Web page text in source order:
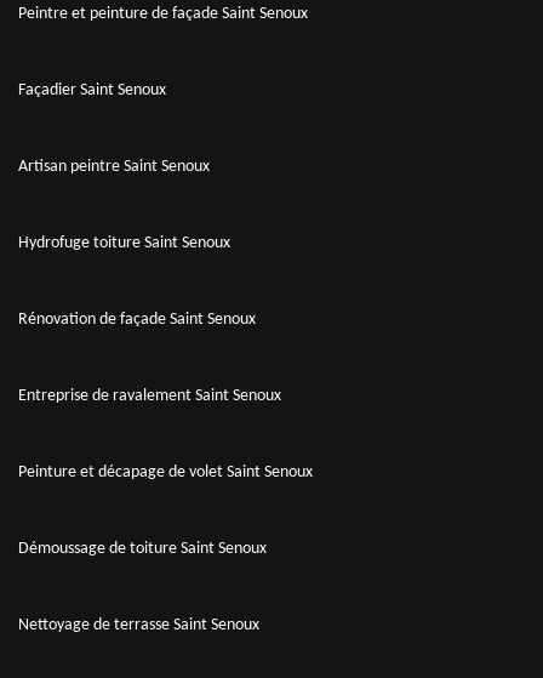
Peintre et peinture de façade Saint Senoux
Façadier Saint Senoux
Artisan peintre Saint Senoux
Hydrofuge toiture Saint Senoux
Rénovation de façade Saint Senoux
Entreprise de ravalement Saint Senoux
Peinture et décapage de volet Saint Senoux
Démoussage de toiture Saint Senoux
Nettoyage de terrasse Saint Senoux